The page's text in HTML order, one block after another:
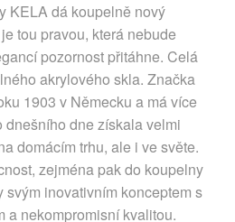
KELA dá koupelně nový
tou pravou, která nebude
pozornost přitáhne. Celá
akrylového skla. Značka
1903 v Německu a má více
dnešního dne získala velmi
domácím trhu, ale i ve světe.
zejména pak do koupelny
svým inovativním konceptem s
a nekompromisní kvalitou.